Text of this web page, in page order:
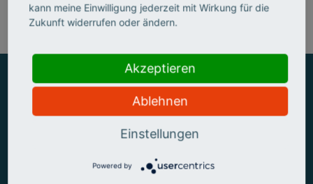
ZUSAMMEN MEHR ERREICHEN
kann meine Einwilligung jederzeit mit Wirkung für die
Zukunft widerrufen oder ändern.
Akzeptieren
Ablehnen
Einstellungen
Powered by